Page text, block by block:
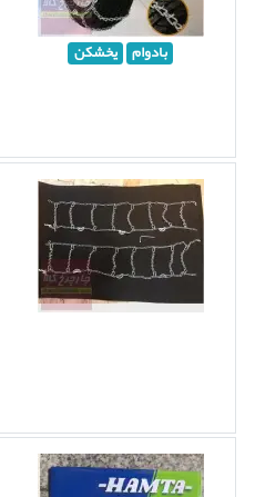
بادوام یخشکن